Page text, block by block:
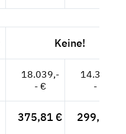
Keine!
18.039,-
- €
14.391,-
- €
375,81 € 299,81 €